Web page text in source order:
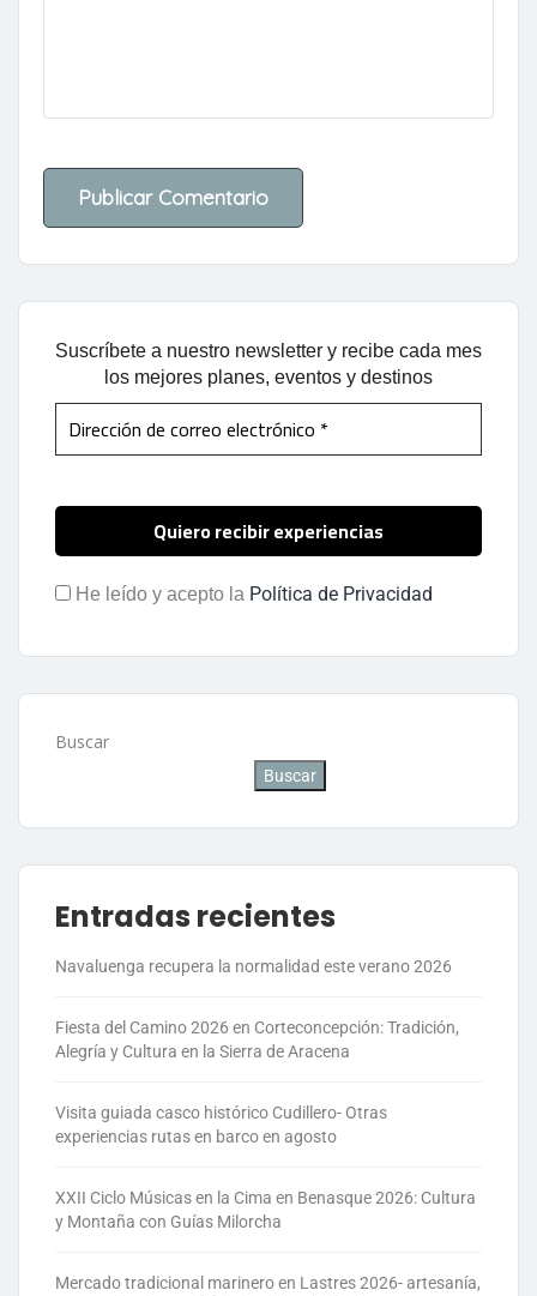
Suscríbete a nuestro newsletter y recibe cada mes
los mejores planes, eventos y destinos
He leído y acepto la Política de Privacidad
Buscar
Buscar
Entradas recientes
Navaluenga recupera la normalidad este verano 2026
Fiesta del Camino 2026 en Corteconcepción: Tradición,
Alegría y Cultura en la Sierra de Aracena
Visita guiada casco histórico Cudillero- Otras
experiencias rutas en barco en agosto
XXII Ciclo Músicas en la Cima en Benasque 2026: Cultura
y Montaña con Guías Milorcha
Mercado tradicional marinero en Lastres 2026- artesanía,